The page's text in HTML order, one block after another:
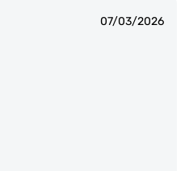
07/03/2026